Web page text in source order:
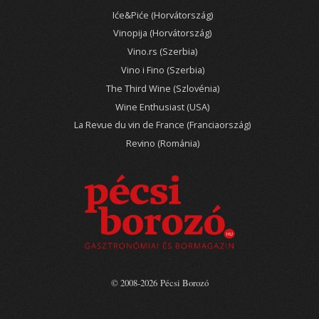
Iće&Piće (Horvátország)
Vinopija (Horvátország)
Vino.rs (Szerbia)
Vino i Fino (Szerbia)
The Third Wine (Szlovénia)
Wine Enthusiast (USA)
La Revue du vin de France (Franciaország)
Revino (Románia)
© 2008-2026 Pécsi Borozó